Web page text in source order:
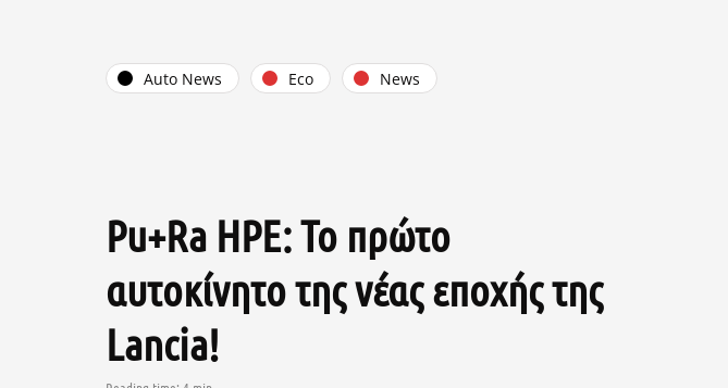
Auto News Eco News
Pu+Ra HPE: Το πρώτο
αυτοκίνητο της νέας εποχής της
Lancia!